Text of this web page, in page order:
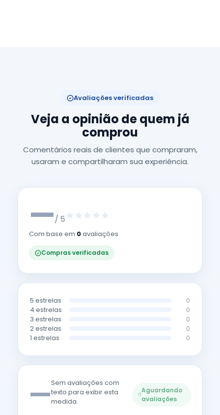
Avaliações verificadas
Veja a opinião de quem já
comprou
Comentários reais de clientes que compraram,
usaram e compartilharam sua experiência.
—/ 5
Com base em 0avaliações
Compras verificadas
5 estrelas 0
4 estrelas 0
3 estrelas 0
2 estrelas 0
1 estrelas 0
—Sem avaliações com
texto para exibir esta
medida.
Aguardando
avaliações